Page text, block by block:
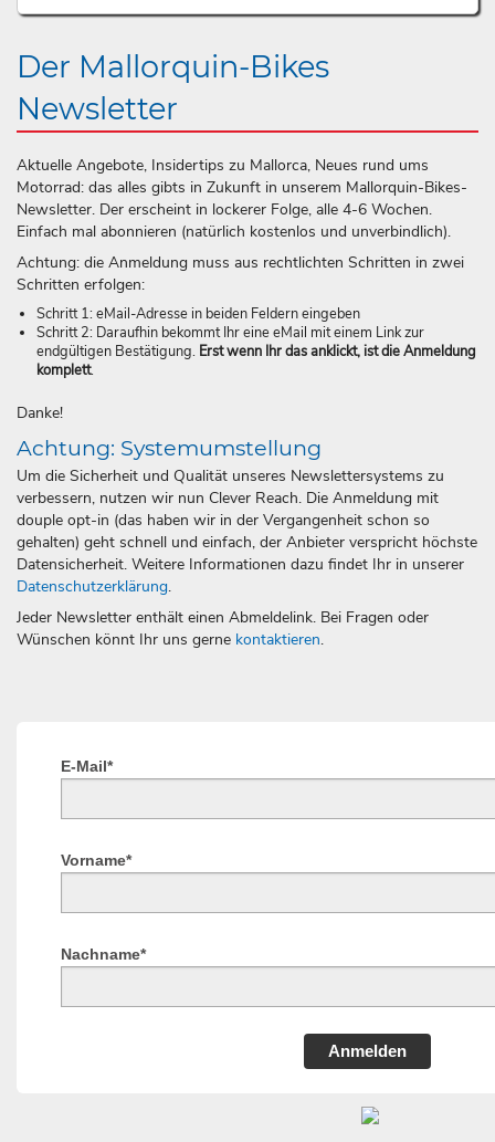
Der Mallorquin-Bikes
Newsletter
Aktuelle Angebote, Insidertips zu Mallorca, Neues rund ums
Motorrad: das alles gibts in Zukunft in unserem Mallorquin-Bikes-
Newsletter. Der erscheint in lockerer Folge, alle 4-6 Wochen.
Einfach mal abonnieren (natürlich kostenlos und unverbindlich).
Achtung: die Anmeldung muss aus rechtlichten Schritten in zwei
Schritten erfolgen:
Schritt 1: eMail-Adresse in beiden Feldern eingeben
Schritt 2: Daraufhin bekommt Ihr eine eMail mit einem Link zur
endgültigen Bestätigung. Erst wenn Ihr das anklickt, ist die Anmeldung
komplett.
Danke!
Achtung: Systemumstellung
Um die Sicherheit und Qualität unseres Newslettersystems zu
verbessern, nutzen wir nun Clever Reach. Die Anmeldung mit
douple opt-in (das haben wir in der Vergangenheit schon so
gehalten) geht schnell und einfach, der Anbieter verspricht höchste
Datensicherheit. Weitere Informationen dazu findet Ihr in unserer
Datenschutzerklärung.
Jeder Newsletter enthält einen Abmeldelink. Bei Fragen oder
Wünschen könnt Ihr uns gerne kontaktieren.
E-Mail*
Vorname*
Nachname*
Anmelden